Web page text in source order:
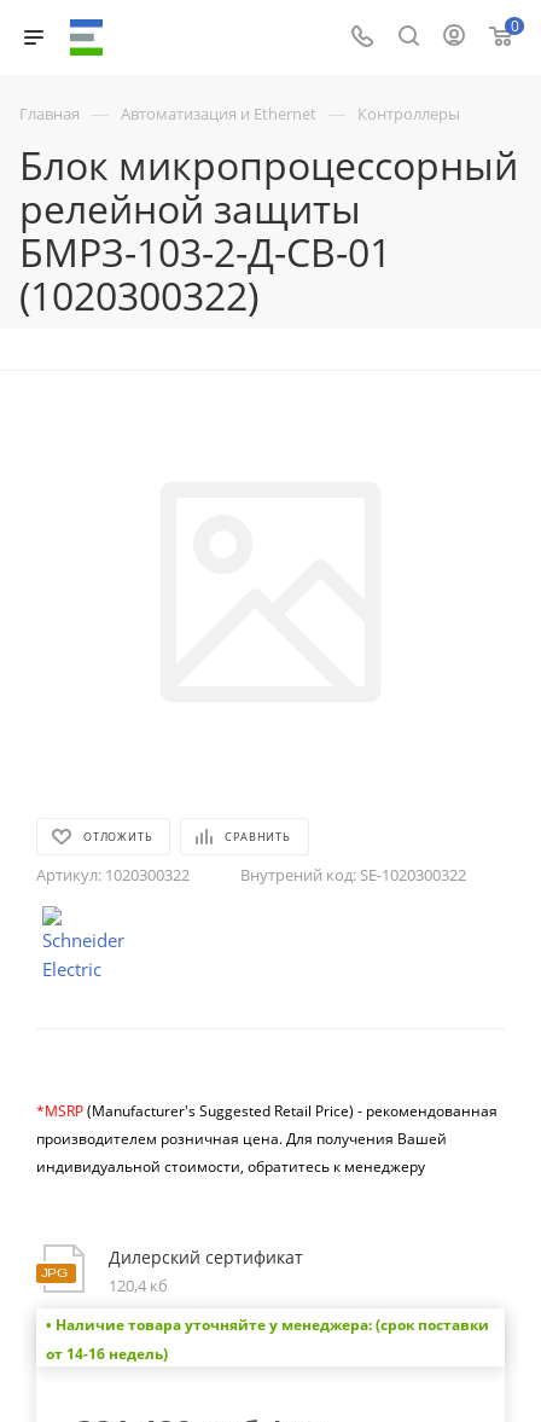
0
Главная — Автоматизация и Ethernet — Контроллеры
Блок микропроцессорный
релейной защиты
БМРЗ-103-2-Д-СВ-01
(1020300322)
ОТЛОЖИТЬ СРАВНИТЬ
Артикул: 1020300322 Внутрений код: SE-1020300322
*MSRP(Manufacturer's Suggested Retail Price) - рекомендованная
производителем розничная цена.Для получения Вашей
индивидуальной стоимости, обратитесь к менеджеру
Дилерский сертификат
120,4 кб
• Наличие товара уточняйте у менеджера: (срок поставки
от 14-16 недель)